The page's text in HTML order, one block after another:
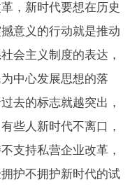
，新时代要想在历史
意义的行动就是推动
会主义制度的表达，
中心发展思想的落
去的标志就越突出，
些人新时代不离口，
支持私营企业改革，
护不拥护新时代的试